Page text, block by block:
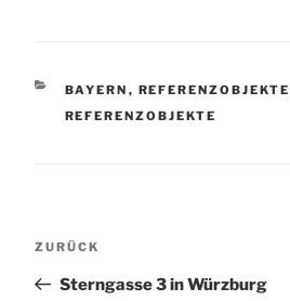
KATEGORIEN
BAYERN , REFERENZOBJEKTE
REFERENZOBJEKTE
Vorheriger
ZURÜCK
Sterngasse 3 in Würzburg